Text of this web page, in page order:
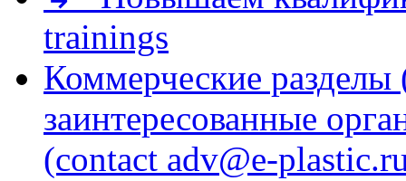
trainings
Коммерческие
заинтересованные
(contact adv@e-